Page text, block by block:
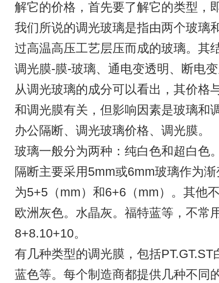
解它的价格，首先要了解它的类型，
我们所说的调光玻璃是指由两个玻璃
过高温高压工艺层压而成的玻璃。其
调光膜-膜-玻璃、通电变透明、断电
从调光玻璃的成分可以看出，其价格
和调光膜有关，但影响因素是玻璃和
办公隔断、调光玻璃价格、调光膜。
玻璃一般分为两种：纯白色和超白色
隔断主要采用5mm或6mm玻璃作为
为5+5（mm）和6+6（mm）。其他
欧洲灰色。水晶灰。福特蓝等，不常
8+8.10+10。
有几种类型的调光膜，包括PT.GT.ST
蓝色等。每个制造商都提供几种不同